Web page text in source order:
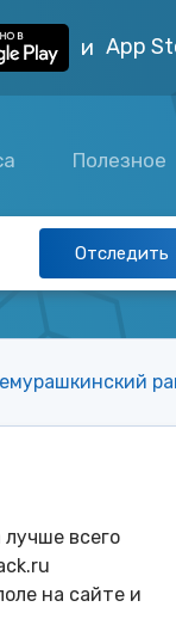
и App
Полезное
Отследить
всего
на сайте и